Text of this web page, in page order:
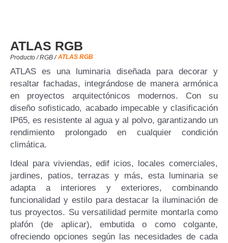
ATLAS RGB
Producto /RGB/ ATLAS RGB
ATLAS es una luminaria diseñada para decorar y
resaltar fachadas, integrándose de manera armónica
en proyectos arquitectónicos modernos. Con su
diseño sofisticado, acabado impecable y clasificación
IP65, es resistente al agua y al polvo, garantizando un
rendimiento prolongado en cualquier condición
climática.
Ideal para viviendas, edif icios, locales comerciales,
jardines, patios, terrazas y más, esta luminaria se
adapta a interiores y exteriores, combinando
funcionalidad y estilo para destacar la iluminación de
tus proyectos. Su versatilidad permite montarla como
plafón (de aplicar), embutida o como colgante,
ofreciendo opciones según las necesidades de cada